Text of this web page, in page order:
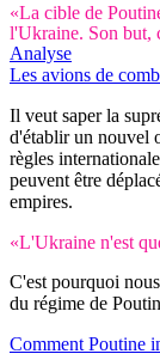
«La cible de
l'Ukraine. Son but,
Analyse
Les avions de
Il veut saper la
d'établir un nouvel
règles
peuvent être
empires.
«L'Ukraine n'est
C'est pourquoi
du régime de
Comment Poutine